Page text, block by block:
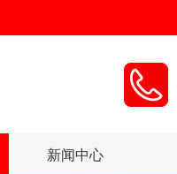
新闻中心